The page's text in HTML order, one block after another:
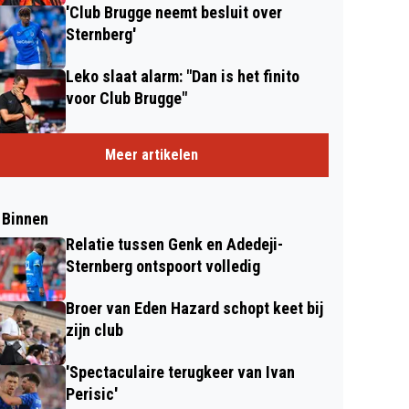
'Club Brugge neemt besluit over
Sternberg'
Leko slaat alarm: "Dan is het finito
voor Club Brugge"
Meer artikelen
Relatie tussen Genk en Adedeji-
Sternberg ontspoort volledig
Broer van Eden Hazard schopt keet bij
zijn club
'Spectaculaire terugkeer van Ivan
Perisic'